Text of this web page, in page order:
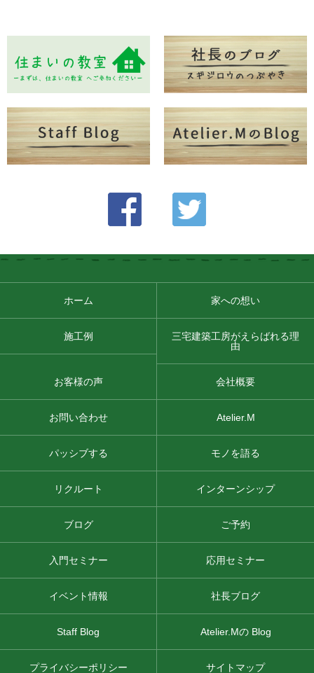
ホーム 家への想い
施工例
三宅建築工房がえらばれる理
由
お客様の声 会社概要
お問い合わせ Atelier.M
パッシブする モノを語る
リクルート インターンシップ
ブログ ご予約
入門セミナー 応用セミナー
イベント情報 社長ブログ
Staff Blog Atelier.Mの Blog
プライバシーポリシー サイトマップ